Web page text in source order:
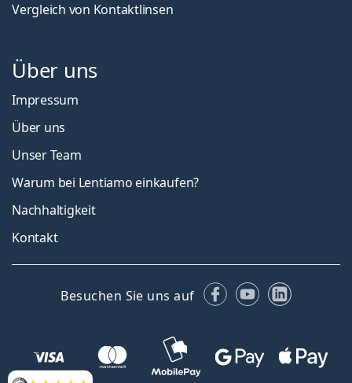
Vergleich von Kontaktlinsen
Über uns
Impressum
Über uns
Unser Team
Warum bei Lentiamo einkaufen?
Nachhaltigkeit
Kontakt
Besuchen Sie uns auf Facebook
YouTubeLinkedIn